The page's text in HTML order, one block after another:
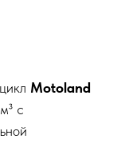
Motoland
с